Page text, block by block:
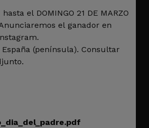
el DOMINGO 21 DE MARZO
el ganador en
(península). Consultar